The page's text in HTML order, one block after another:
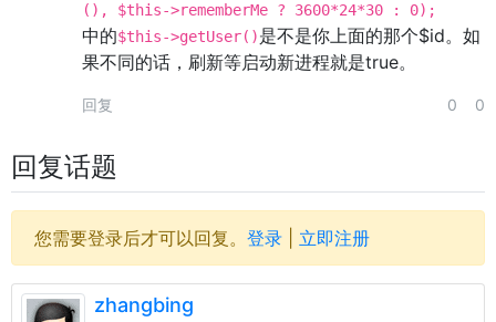
(), $this->rememberMe ? 3600*24*30 : 0);
中的$this->getUser()是不是你上面的那个$id。如
果不同的话，刷新等启动新进程就是true。
回复 0 0
回复话题
您需要登录后才可以回复。 登录 立即注册
zhangbing